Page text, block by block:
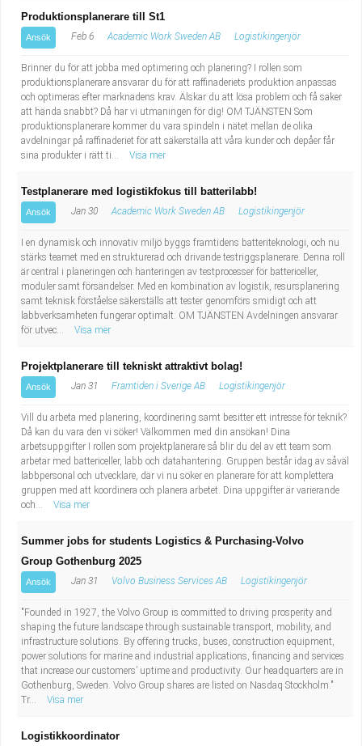
Produktionsplanerare till St1
Ansök Feb 6 Academic Work Sweden AB Logistikingenjör
Brinner du för att jobba med optimering och planering? I rollen som
produktionsplanerare ansvarar du för att raffinaderiets produktion anpassas
och optimeras efter marknadens krav. Älskar du att lösa problem och få saker
att hända snabbt? Då har vi utmaningen för dig! OM TJÄNSTEN Som
produktionsplanerare kommer du vara spindeln i nätet mellan de olika
avdelningar på raffinaderiet för att säkerställa att våra kunder och depåer får
sina produkter i rätt ti...
Visa mer
Testplanerare med logistikfokus till batterilabb!
Ansök Jan 30 Academic Work Sweden AB Logistikingenjör
I en dynamisk och innovativ miljö byggs framtidens batteriteknologi, och nu
stärks teamet med en strukturerad och drivande testriggsplanerare. Denna roll
är central i planeringen och hanteringen av testprocesser för battericeller,
moduler samt försändelser. Med en kombination av logistik, resursplanering
samt teknisk förståelse säkerställs att tester genomförs smidigt och att
labbverksamheten fungerar optimalt. OM TJÄNSTEN Avdelningen ansvarar
för utvec...
Visa mer
Projektplanerare till tekniskt attraktivt bolag!
Ansök Jan 31 Framtiden i Sverige AB Logistikingenjör
Vill du arbeta med planering, koordinering samt besitter ett intresse för teknik?
Då kan du vara den vi söker! Välkommen med din ansökan! Dina
arbetsuppgifter I rollen som projektplanerare så blir du del av ett team som
arbetar med battericeller, labb och datahantering. Gruppen består idag av såväl
labbpersonal och utvecklare, där vi nu söker en planerare för att komplettera
gruppen med att koordinera och planera arbetet. Dina uppgifter är varierande
och...
Visa mer
Summer jobs for students Logistics & Purchasing-Volvo
Group Gothenburg 2025
Ansök Jan 31 Volvo Business Services AB Logistikingenjör
"Founded in 1927, the Volvo Group is committed to driving prosperity and
shaping the future landscape through sustainable transport, mobility, and
infrastructure solutions. By offering trucks, buses, construction equipment,
power solutions for marine and industrial applications, financing and services
that increase our customers’ uptime and productivity. Our headquarters are in
Gothenburg, Sweden. Volvo Group shares are listed on Nasdaq Stockholm."
Tr...
Visa mer
Logistikkoordinator